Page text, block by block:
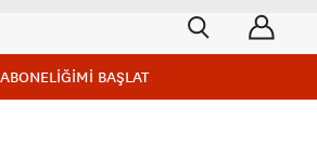
ABONELİĞİMİ BAŞLAT